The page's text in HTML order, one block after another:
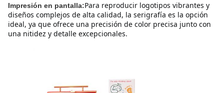
Impresión en pantalla:Para reproducir logotipos vibrantes y
diseños complejos de alta calidad, la serigrafía es la opción
ideal, ya que ofrece una precisión de color precisa junto con
una nitidez y detalle excepcionales.